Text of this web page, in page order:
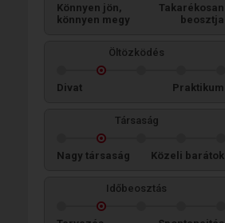
Könnyen jön,
könnyen megy
Takarékosan
beosztja
Öltözködés
Divat Praktikum
Társaság
Nagy társaság Közeli barátok
Időbeosztás